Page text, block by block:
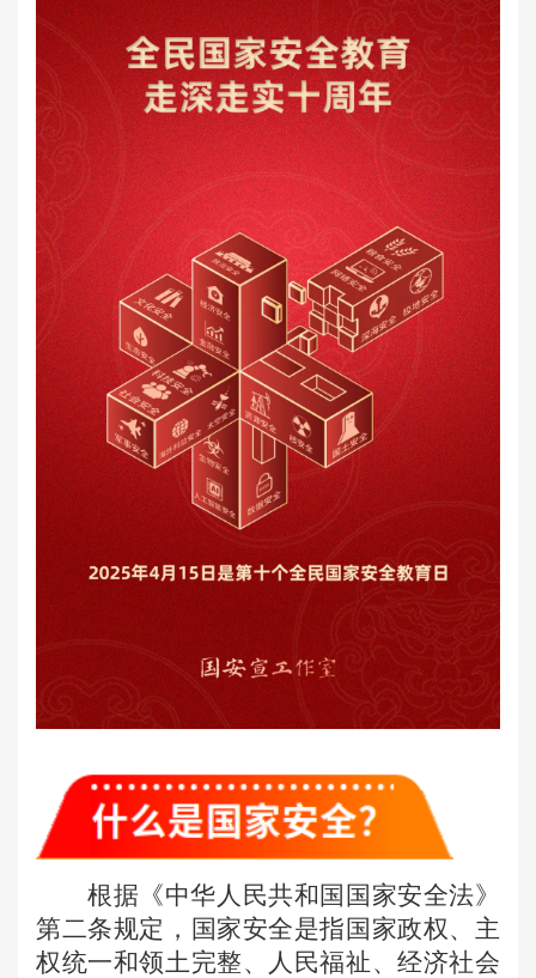
根据《中华人民共和国国家安全法》
第二条规定，国家安全是指国家政权、主
权统一和领土完整、人民福祉、经济社会